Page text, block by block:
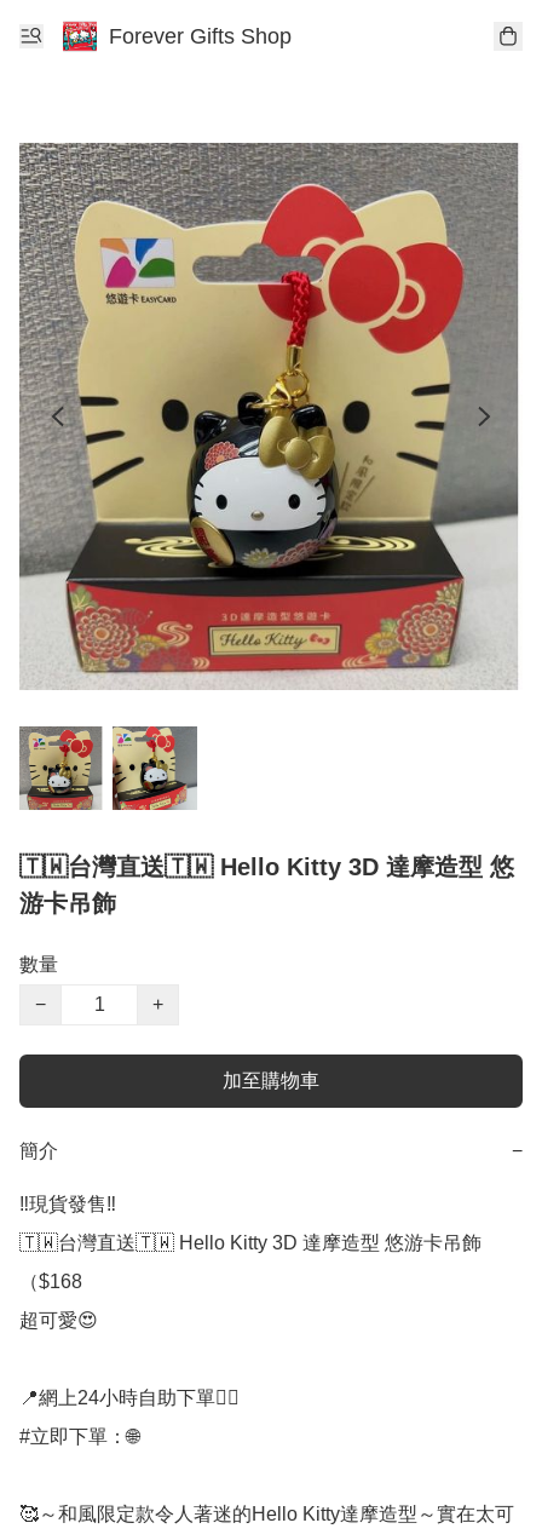
Forever Gifts Shop
🇹🇼台灣直送🇹🇼 Hello Kitty 3D 達摩造型 悠
游卡吊飾
數量
−
+
加至購物車
簡介 −
‼️現貨發售‼️
🇹🇼台灣直送🇹🇼 Hello Kitty 3D 達摩造型 悠游卡吊飾
（$168
超可愛😍
📍網上24小時自助下單👍🏻
#立即下單：🌐
🥰～和風限定款令人著迷的Hello Kitty達摩造型～實在太可